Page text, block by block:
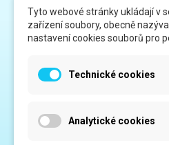
Odkazy
Kontakt
Tyto webové stránky ukládají v
zařízení soubory, obecně
nastavení cookies souborů pro
Technické cookies
Analytické cookies